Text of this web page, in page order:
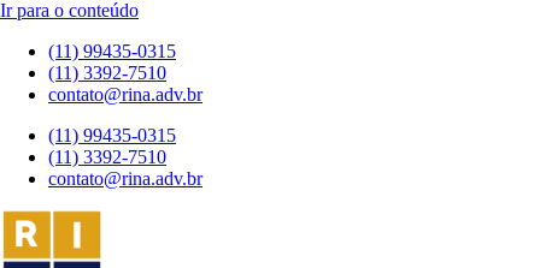
Advogado Trabalhista em São
Ir para o conteúdo
(11) 99435-0315
(11) 3392-7510
contato@rina.adv.br
(11) 99435-0315
(11) 3392-7510
contato@rina.adv.br